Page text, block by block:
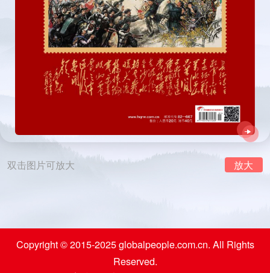
关闭
关闭
放大
双击图片可放大
Copyright © 2015-2025 globalpeople.com.cn. All Rights
Reserved.